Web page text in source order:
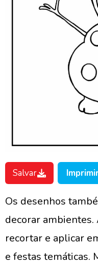
Salvar
Os desenhos
decorar
recortar e aplicar
e festas temáticas.